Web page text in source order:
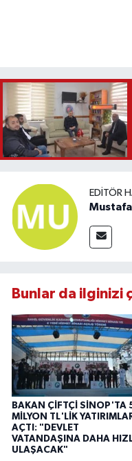
EDITÖR
Bunlar da ilginizi
BAKAN ÇİFTÇİ SİNOP'TA
MİLYON TL'LİK
AÇTI: "DEVLET
VATANDAŞINA DAHA
ULAŞACAK"